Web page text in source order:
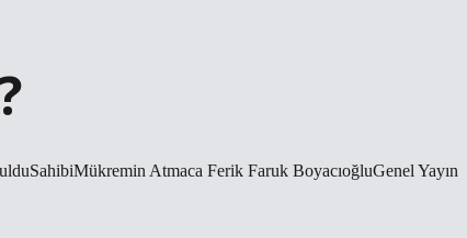
Atmaca Ferik Faruk BoyacıoğluGenel Yayın